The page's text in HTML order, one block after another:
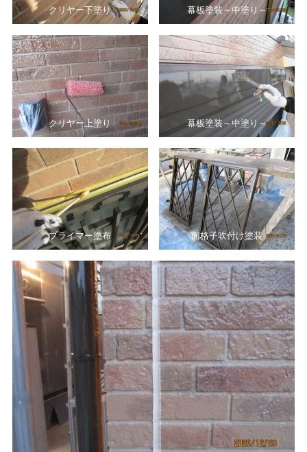
クリヤー下塗り 幕板塗装～中塗り～
クリヤー上塗り 幕板塗装～中塗り～
プライマー塗布 面格子吹付け塗装